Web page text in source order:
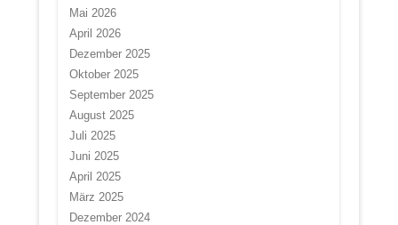
Mai 2026
April 2026
Dezember 2025
Oktober 2025
September 2025
August 2025
Juli 2025
Juni 2025
April 2025
März 2025
Dezember 2024